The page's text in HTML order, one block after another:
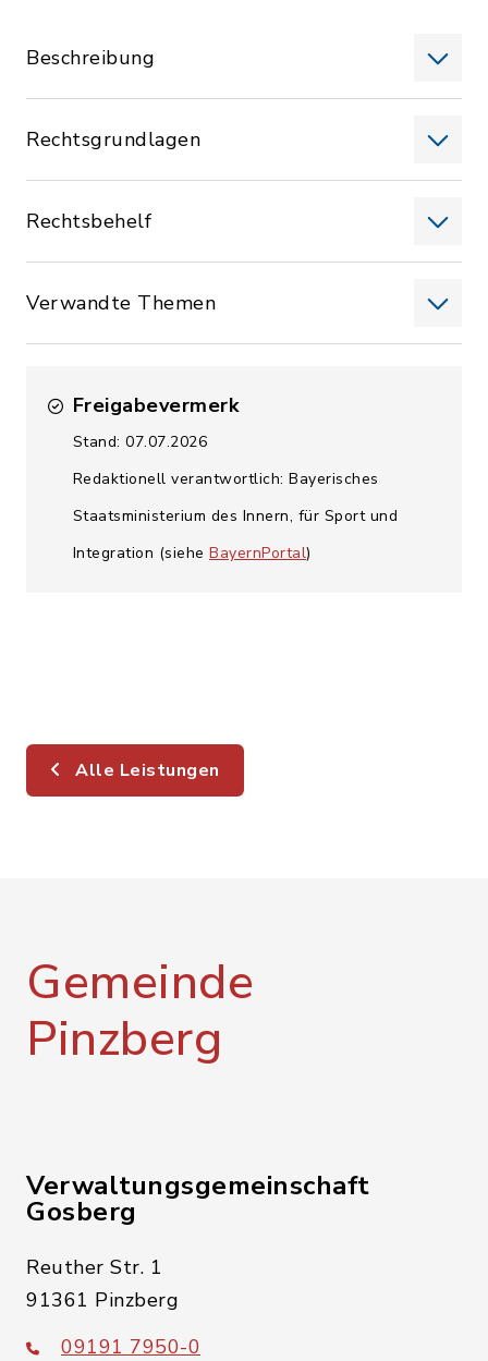
Beschreibung
Rechtsgrundlagen
Rechtsbehelf
Verwandte Themen
Freigabevermerk
Stand: 07.07.2026
Redaktionell verantwortlich: Bayerisches
Staatsministerium des Innern, für Sport und
Integration (siehe BayernPortal)
Alle Leistungen
Gemeinde
Pinzberg
Verwaltungsgemeinschaft
Gosberg
Reuther Str. 1
91361 Pinzberg
09191 7950-0